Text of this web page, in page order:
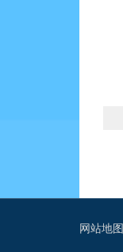
网站地图